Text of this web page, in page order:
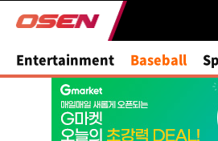
Entertainment Baseball